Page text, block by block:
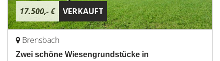
17.500,- € VERKAUFT
Brensbach
Zwei schöne Wiesengrundstücke in